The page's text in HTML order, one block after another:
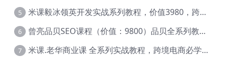
5 米课毅冰领英开发实战系列教程，价值3980，跨境必选【Ag-0049】
6 曾亮品贝SEO课程（价值：9800）品贝全系列教程 【Ab-0022】
7 米课.老华商业课 全系列实战教程，跨境电商必学，价值16900元【Ag-0053】